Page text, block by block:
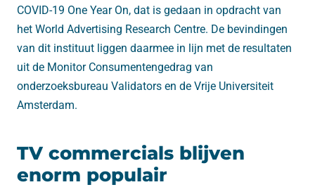
COVID-19 One Year On, dat is gedaan in opdracht van
het World Advertising Research Centre. De bevindingen
van dit instituut liggen daarmee in lijn met de resultaten
uit de Monitor Consumentengedrag van
onderzoeksbureau Validators en de Vrije Universiteit
Amsterdam.
TV commercials blijven
enorm populair